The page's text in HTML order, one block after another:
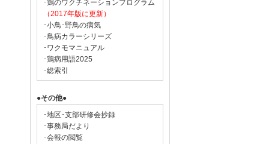
･鶏のワクチネーションプログラム
（2017年版に更新）
･小鳥･野鳥の病気
･鳥病カラーシリーズ
･ワクモマニュアル
･鶏病用語2025
･総索引
●その他●
･地区･支部研修会抄録
･事務局だより
･会報の閲覧